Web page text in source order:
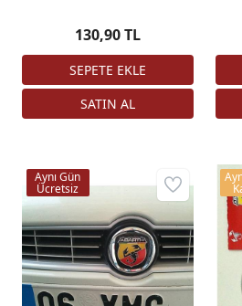
130,90 TL
Aynı Gün
Ücretsiz